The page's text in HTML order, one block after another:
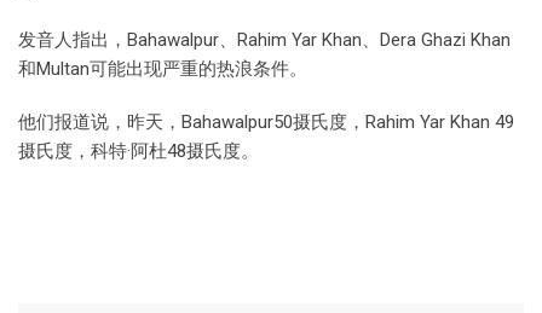
发音人指出，Bahawalpur、Rahim Yar Khan、Dera Ghazi Khan
和Multan可能出现严重的热浪条件。
他们报道说，昨天，Bahawalpur50摄氏度，Rahim Yar Khan 49
摄氏度，科特·阿杜48摄氏度。